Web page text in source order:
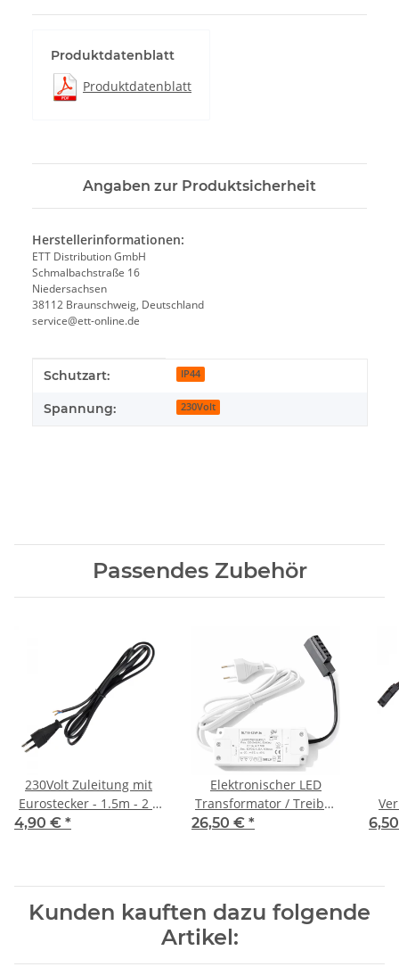
Produktdatenblatt
Produktdatenblatt
Angaben zur Produktsicherheit
Herstellerinformationen:
ETT Distribution GmbH
Schmalbachstraße 16
Niedersachsen
38112 Braunschweig, Deutschland
service@ett-online.de
Produkteigenschaft
Wert
Schutzart: IP44
Spannung: 230Volt
Passendes Zubehör
230Volt Zuleitung mit
Eurostecker - 1.5m - 2 x
0,75 mm2 - H03 VVh2-F
4,90 € *
Elektronischer LED
Transformator / Treiber
/ 15W / inkl. Zuleitung
26,50 € *
Kunden kauften dazu folgende
Artikel: